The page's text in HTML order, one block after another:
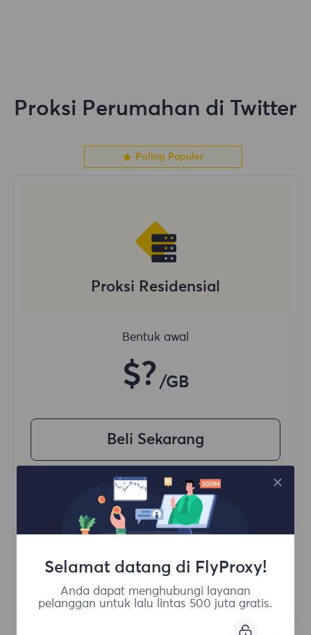
Proksi Perumahan di Twitter
Paling Populer
Proksi Residensial
Bentuk awal
$? /GB
Beli Sekarang
Akses konten dari berbagai wilayah
Sesi Konkuren Tanpa Batas
100M+ Proxy Residensial Unggul
Rotasi Proxy Otomatis
Pelajari Lebih Lanjut
Selamat datang di FlyProxy!
Anda dapat menghubungi layanan
pelanggan untuk lalu lintas 500 juta gratis.